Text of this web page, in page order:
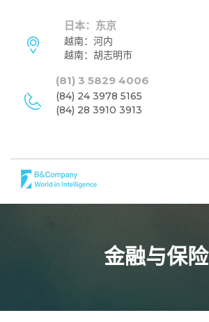
日本：东京
越南：河内
越南：胡志明市
(81) 3 5829 4006
(84) 24 3978 5165
(84) 28 3910 3913
金融与保险